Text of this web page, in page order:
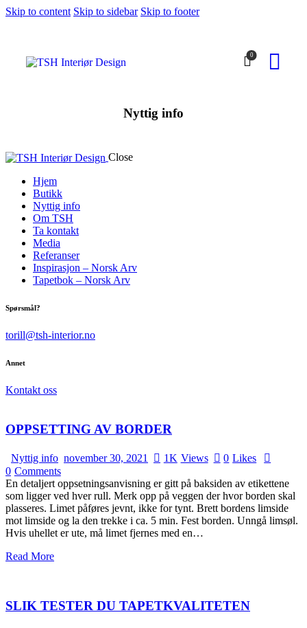
Skip to content Skip to sidebar Skip to footer
0
Nyttig info
Close
Hjem
Butikk
Nyttig info
Om TSH
Ta kontakt
Media
Referanser
Inspirasjon – Norsk Arv
Tapetbok – Norsk Arv
Spørsmål?
torill@tsh-interior.no
Annet
Kontakt oss
OPPSETTING AV BORDER
Nyttig info november 30, 2021 1K Views 0 Likes
0 Comments
En detaljert oppsetningsanvisning er gitt på baksiden av etikettene
som ligger ved hver rull. Merk opp på veggen der hvor borden skal
plasseres. Limet påføres jevnt, ikke for tynt. Brett bordens limside
mot limside og la den trekke i ca. 5 min. Fest borden. Unngå limsøl.
Hvis uhellet er ute, må limet fjernes med en…
Read More
SLIK TESTER DU TAPETKVALITETEN